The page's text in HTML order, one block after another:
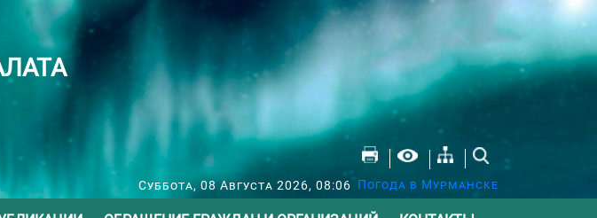
Суббота, 08 Августа 2026, 08:06 Погода в Мурманске